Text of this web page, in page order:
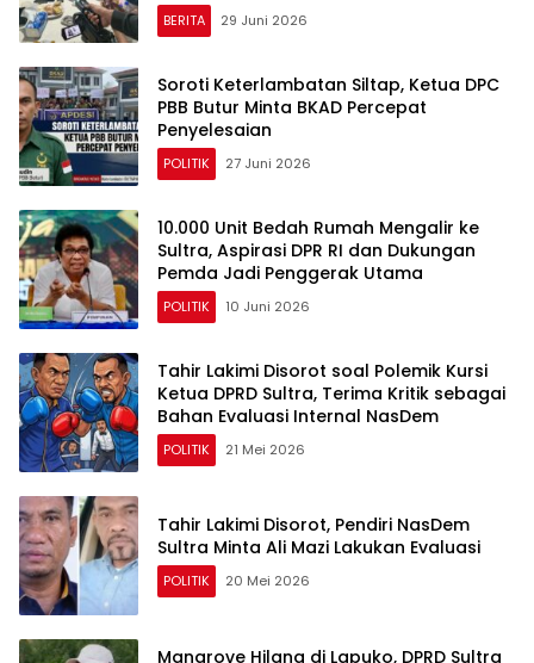
BERITA 29 Juni 2026
Soroti Keterlambatan Siltap, Ketua DPC
PBB Butur Minta BKAD Percepat
Penyelesaian
POLITIK 27 Juni 2026
10.000 Unit Bedah Rumah Mengalir ke
Sultra, Aspirasi DPR RI dan Dukungan
Pemda Jadi Penggerak Utama
POLITIK 10 Juni 2026
Tahir Lakimi Disorot soal Polemik Kursi
Ketua DPRD Sultra, Terima Kritik sebagai
Bahan Evaluasi Internal NasDem
POLITIK 21 Mei 2026
Tahir Lakimi Disorot, Pendiri NasDem
Sultra Minta Ali Mazi Lakukan Evaluasi
POLITIK 20 Mei 2026
Mangrove Hilang di Lapuko, DPRD Sultra